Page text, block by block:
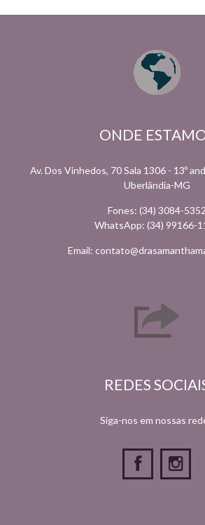
ONDE
Av. Dos Vinhedos, 70 Sala 1306 - 13º
Uberlândia-MG
Fones: (34) 3084-5352
WhatsApp: (34) 99166-
Email:
REDES
Siga-nos em nossas